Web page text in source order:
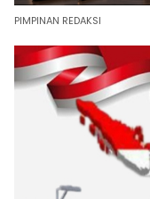
PIMPINAN REDAKSI